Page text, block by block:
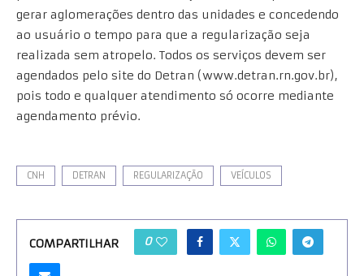
gerar aglomerações dentro das unidades e concedendo
ao usuário o tempo para que a regularização seja
realizada sem atropelo. Todos os serviços devem ser
agendados pelo site do Detran (www.detran.rn.gov.br),
pois todo e qualquer atendimento só ocorre mediante
agendamento prévio.
CNH DETRAN REGULARIZAÇÃO VEÍCULOS
COMPARTILHAR 0